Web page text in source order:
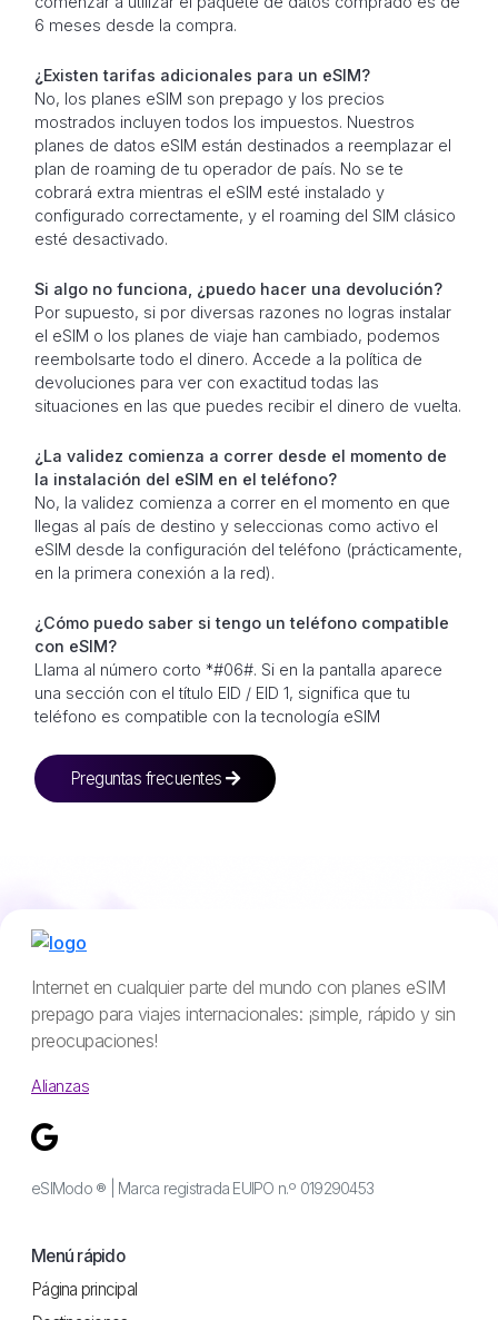
6 meses desde la compra.
¿Existen tarifas adicionales para un eSIM?
No, los planes eSIM son prepago y los precios
mostrados incluyen todos los impuestos. Nuestros
planes de datos eSIM están destinados a reemplazar el
plan de roaming de tu operador de país. No se te
cobrará extra mientras el eSIM esté instalado y
configurado correctamente, y el roaming del SIM clásico
esté desactivado.
Si algo no funciona, ¿puedo hacer una devolución?
Por supuesto, si por diversas razones no logras instalar
el eSIM o los planes de viaje han cambiado, podemos
reembolsarte todo el dinero. Accede a la política de
devoluciones para ver con exactitud todas las
situaciones en las que puedes recibir el dinero de vuelta.
¿La validez comienza a correr desde el momento de
la instalación del eSIM en el teléfono?
No, la validez comienza a correr en el momento en que
llegas al país de destino y seleccionas como activo el
eSIM desde la configuración del teléfono (prácticamente,
en la primera conexión a la red).
¿Cómo puedo saber si tengo un teléfono compatible
con eSIM?
Llama al número corto *#06#. Si en la pantalla aparece
una sección con el título EID / EID 1, significa que tu
teléfono es compatible con la tecnología eSIM
Preguntas frecuentes
Internet en cualquier parte del mundo con planes eSIM
prepago para viajes internacionales: ¡simple, rápido y sin
preocupaciones!
Alianzas
eSIModo ® | Marca registrada EUIPO n.º 019290453
Menú rápido
Página principal